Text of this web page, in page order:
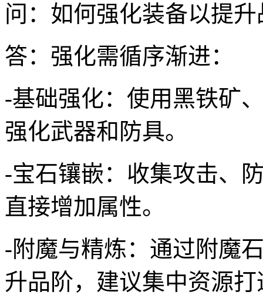
问：如何强化装备以提
答：强化需循序渐进：
-基础强化：使用黑铁矿
强化武器和防具。
-宝石镶嵌：收集攻击、
直接增加属性。
-附魔与精炼：通过附魔
升品阶，建议集中资源